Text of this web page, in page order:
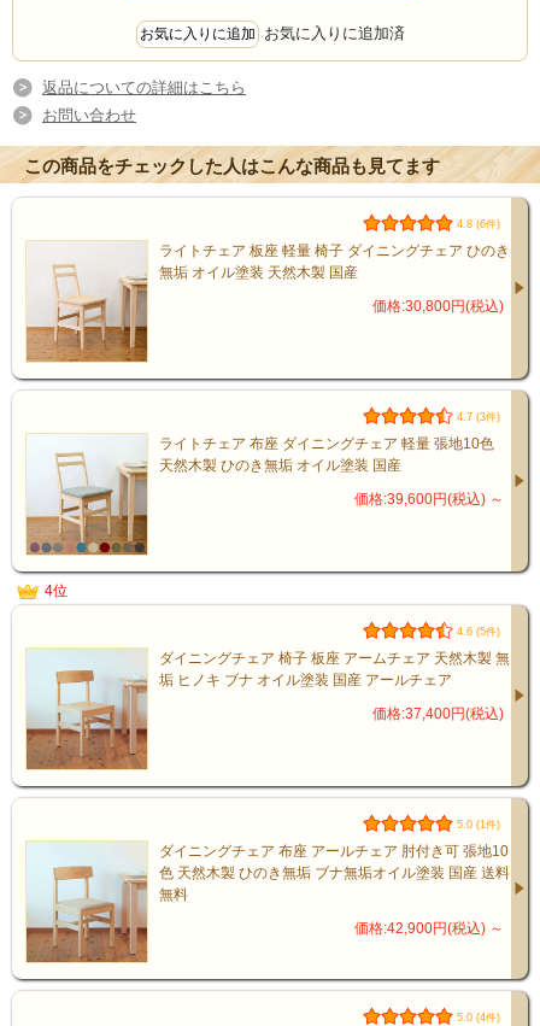
✔ 既製品ではサイズが合わない
✔ 木の温もりを感じる家具が欲しい
✔ 家族で長く使えるテーブルが欲しい
✔ 無垢材のしっかりしたテーブルが欲しい
暮らしに自然になじむテーブル
家族団らんの時間も
趣味への没頭も
このテーブルから生まれます
お気に入りに追加済
返品についての詳細はこちら
お問い合わせ
この商品をチェックした人はこんな商品も見てます
4.8 (6件)
ライトチェア 板座 軽量 椅子 ダイニングチェア ひのき
無垢 オイル塗装 天然木製 国産
価格:30,800円(税込)
4.7 (3件)
ライトチェア 布座 ダイニングチェア 軽量 張地10色
天然木製 ひのき無垢 オイル塗装 国産
価格:39,600円(税込) ～
4位
4.6 (5件)
ダイニングチェア 椅子 板座 アームチェア 天然木製 無
垢 ヒノキ ブナ オイル塗装 国産 アールチェア
価格:37,400円(税込)
5.0 (1件)
ダイニングチェア 布座 アールチェア 肘付き可 張地10
色 天然木製 ひのき無垢 ブナ無垢オイル塗装 国産 送料
無料
価格:42,900円(税込) ～
5.0 (4件)